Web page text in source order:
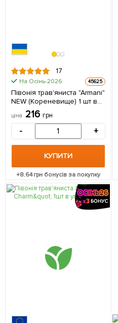
17
На Осінь-2026 45625
Півонія трав'яниста "Armani"
NEW (Кореневище) 1 шт в
упаковці
ціна 216 грн
- +
КУПИТИ
+8.64грн бонусів за покупку